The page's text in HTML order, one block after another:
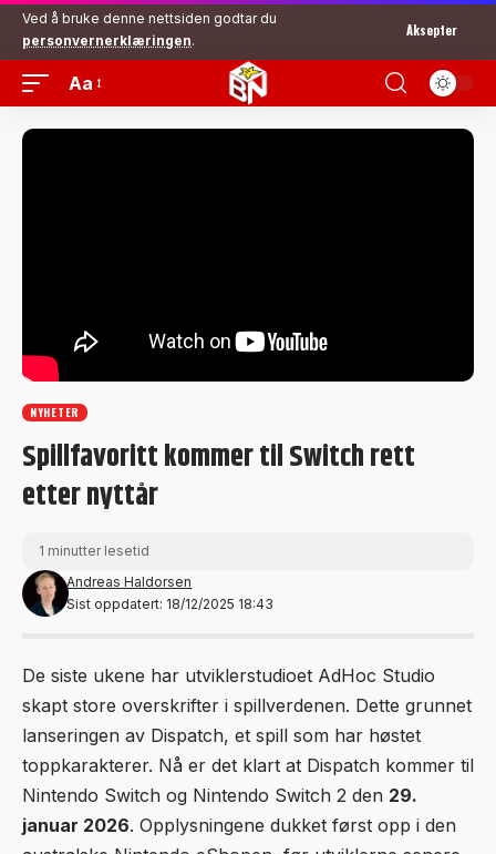
Ved å bruke denne nettsiden godtar du
personvernerklæringen.
Aksepter
Aa
NYHETER
Spillfavoritt kommer til Switch rett
etter nyttår
Sist oppdatert: 18/12/2025 18:43
Andreas Haldorsen
1 minutter lesetid
De siste ukene har utviklerstudioet AdHoc Studio
skapt store overskrifter i spillverdenen. Dette grunnet
lanseringen av Dispatch, et spill som har høstet
toppkarakterer. Nå er det klart at Dispatch kommer til
Nintendo Switch og Nintendo Switch 2 den 29.
januar 2026. Opplysningene dukket først opp i den